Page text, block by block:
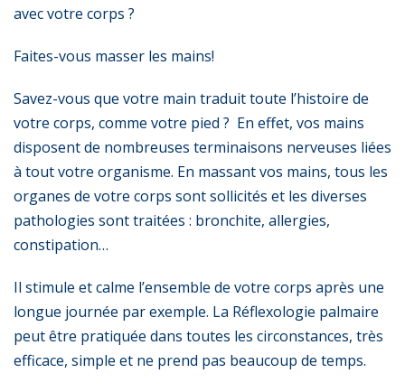
avec votre corps ?
Faites-vous masser les mains!
Savez-vous que votre main traduit toute l’histoire de
votre corps, comme votre pied ? En effet, vos mains
disposent de nombreuses terminaisons nerveuses liées
à tout votre organisme. En massant vos mains, tous les
organes de votre corps sont sollicités et les diverses
pathologies sont traitées : bronchite, allergies,
constipation…
Il stimule et calme l’ensemble de votre corps après une
longue journée par exemple. La Réflexologie palmaire
peut être pratiquée dans toutes les circonstances, très
efficace, simple et ne prend pas beaucoup de temps.